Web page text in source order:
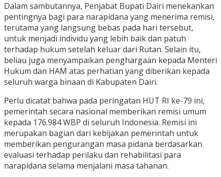
Dalam sambutannya, Penjabat Bupati Dairi menekankan
pentingnya bagi para narapidana yang menerima remisi,
terutama yang langsung bebas pada hari tersebut,
untuk menjadi individu yang lebih baik dan patuh
terhadap hukum setelah keluar dari Rutan. Selain itu,
beliau juga menyampaikan penghargaan kepada Menteri
Hukum dan HAM atas perhatian yang diberikan kepada
seluruh warga binaan di Kabupaten Dairi.
Perlu dicatat bahwa pada peringatan HUT RI ke-79 ini,
pemerintah secara nasional memberikan remisi umum
kepada 176.984 WBP di seluruh Indonesia. Remisi ini
merupakan bagian dari kebijakan pemerintah untuk
memberikan pengurangan masa pidana berdasarkan
evaluasi terhadap perilaku dan rehabilitasi para
narapidana selama menjalani masa tahanan.